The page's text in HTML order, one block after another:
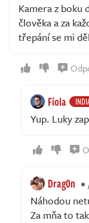
Kamera z boku
člověka a za
třepání se mi
Fiola
Yup. Luky
Drag0n
Náhodou
Za mňa to